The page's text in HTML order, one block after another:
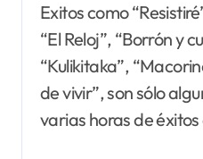
Exitos como
“El Reloj”, “Borrón y
“Kulikitaka”,
de vivir”, son sólo
varias horas de éxitos